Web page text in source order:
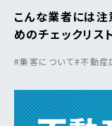
こんな業者には
めのチェックリス
#集客について#不動産